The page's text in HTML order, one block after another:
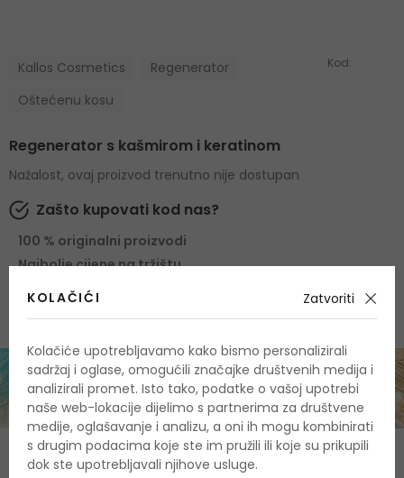
Kallos Cosmetics
Regenerator
Oštećenu kosu
Kod:
Regenerator s kašmirom i keratinom
Nažalost, ovaj proizvod trenutno nije dostupan
Zašto kupovati kod nas?
100 % originalni proizvodi
Najbolje cijene na tržištu
Brza i pouzdana dostava
O proizvodu
KOLAČIĆI Zatvoriti
Kolačiće upotrebljavamo kako bismo personalizirali
sadržaj i oglase, omogućili značajke društvenih medija i
analizirali promet. Isto tako, podatke o vašoj upotrebi
naše web-lokacije dijelimo s partnerima za društvene
medije, oglašavanje i analizu, a oni ih mogu kombinirati
s drugim podacima koje ste im pružili ili koje su prikupili
dok ste upotrebljavali njihove usluge.